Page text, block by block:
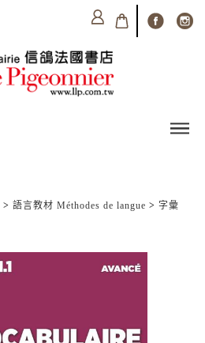
> 語言教材 Méthodes de langue > 字彙